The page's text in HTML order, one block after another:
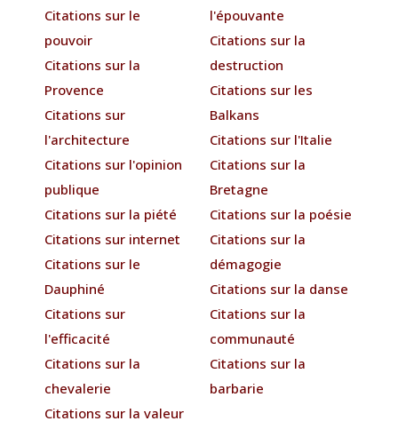
Citations sur le
pouvoir
Citations sur la
Provence
Citations sur
l'architecture
Citations sur l'opinion
publique
Citations sur la piété
Citations sur internet
Citations sur le
Dauphiné
Citations sur
l'efficacité
Citations sur la
chevalerie
Citations sur la valeur
l'épouvante
Citations sur la
destruction
Citations sur les
Balkans
Citations sur l'Italie
Citations sur la
Bretagne
Citations sur la poésie
Citations sur la
démagogie
Citations sur la danse
Citations sur la
communauté
Citations sur la
barbarie